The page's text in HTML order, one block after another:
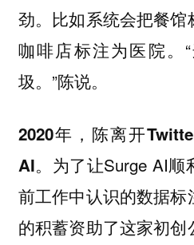
劲。比如系统会把餐
咖啡店标注为医院。
圾。”陈说。
2020年，陈离开
AI。 为了让Surge AI顺
前工作中认识的数据
的积蓄资助了这家初